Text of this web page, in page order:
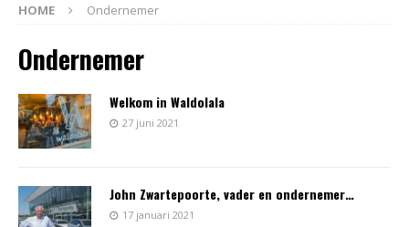
HOME Ondernemer
Ondernemer
Welkom in Waldolala
27 juni 2021
John Zwartepoorte, vader en ondernemer…
17 januari 2021